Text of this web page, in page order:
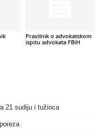
Pravilnik o advokatskom
ispitu advokata FBiH
21 sudiju i tužioca